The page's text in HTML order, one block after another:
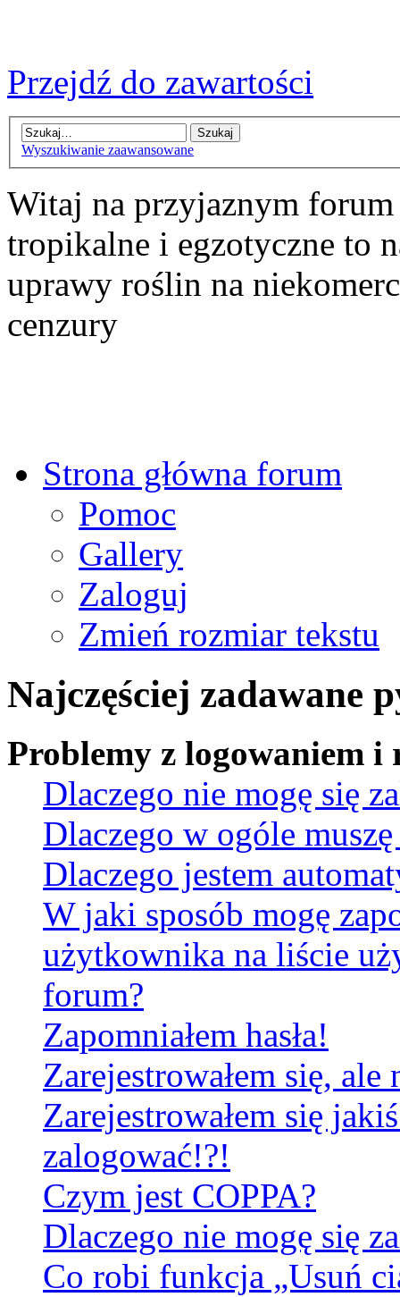
Przejdź do zawartości
Wyszukiwanie zaawansowane
Witaj na przyjaznym
tropikalne i egzotyczne to
uprawy roślin na
cenzury
Strona główna forum
Pomoc
Gallery
Zaloguj
Zmień rozmiar tekstu
Najczęściej zadawane
Problemy z logowaniem i
Dlaczego nie mogę się
Dlaczego w ogóle
Dlaczego jestem
W jaki sposób mogę
użytkownika na liście
forum?
Zapomniałem hasła!
Zarejestrowałem się,
Zarejestrowałem się
zalogować!?!
Czym jest COPPA?
Dlaczego nie mogę się
Co robi funkcja „Usuń